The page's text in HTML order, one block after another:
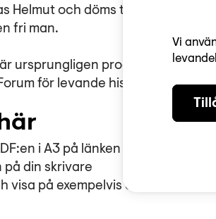
Vi
Helmut och döms till straffarbete
fri man.
ursprungligen producerad av
för levande historia.
i A3 på länken här nedanför.
på din skrivare
visa på exempelvis din skola eller i